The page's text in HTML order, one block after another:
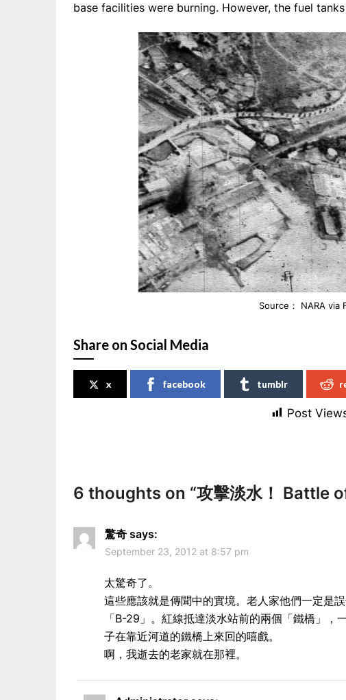
base facilities were burning. However, the fuel
Source： NARA via
Share on Social Media
x facebook tumblr
Post
6 thoughts on “攻擊淡水！ Battle
驚奇 says:
September 23, 2012 at 8:57 pm
太驚奇了。
這些應該就是傳聞中的實境。老人家他們一定是
「B-29」。紅線抵達淡水站前的兩個「鐵橋」
子在靠近河道的鐵橋上來回的嘻戲。
啊，我逝去的老家就在那裡。